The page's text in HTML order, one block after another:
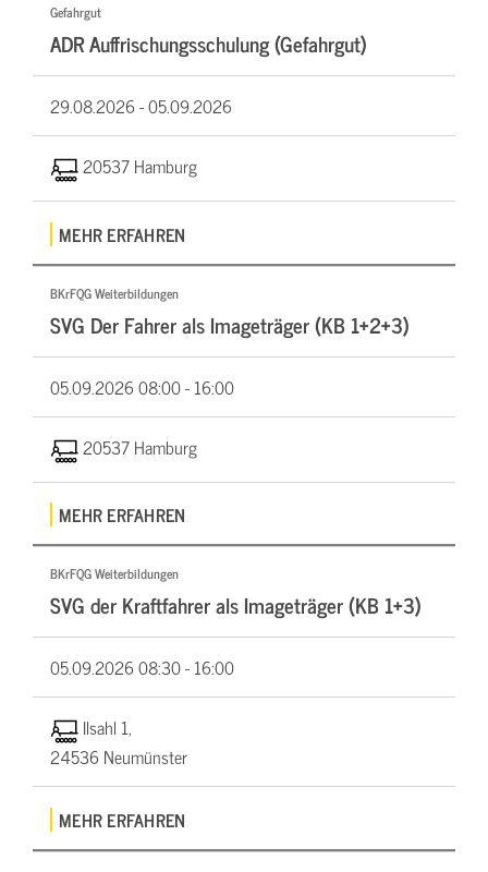
Gefahrgut
ADR Auffrischungsschulung (Gefahrgut)
29.08.2026 -05.09.2026
20537 Hamburg
MEHR ERFAHREN
BKrFQG Weiterbildungen
SVG Der Fahrer als Imageträger (KB 1+2+3)
05.09.202608:00 - 16:00
20537 Hamburg
MEHR ERFAHREN
BKrFQG Weiterbildungen
SVG der Kraftfahrer als Imageträger (KB 1+3)
05.09.202608:30 - 16:00
Ilsahl 1,
24536 Neumünster
MEHR ERFAHREN